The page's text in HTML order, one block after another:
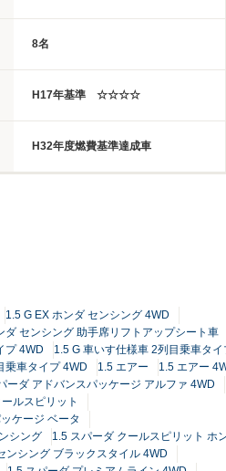
8名
H17年基準 ☆☆☆☆
H32年度燃費基準達成車
1.5 G EX ホンダ センシング 4WD
ダ センシング 助手席リフトアップシート車
プ 4WD
1.5 G 車いす仕様車 2列目乗車タイ
乗車タイプ 4WD 1.5 エアー 1.5 エアー
ーダ アドバンスパッケージ アルファ 4WD
ルスピリット
ケージ ベータ
シング
1.5 スパーダ クールスピリット ホ
ンシング ブラックスタイル 4WD